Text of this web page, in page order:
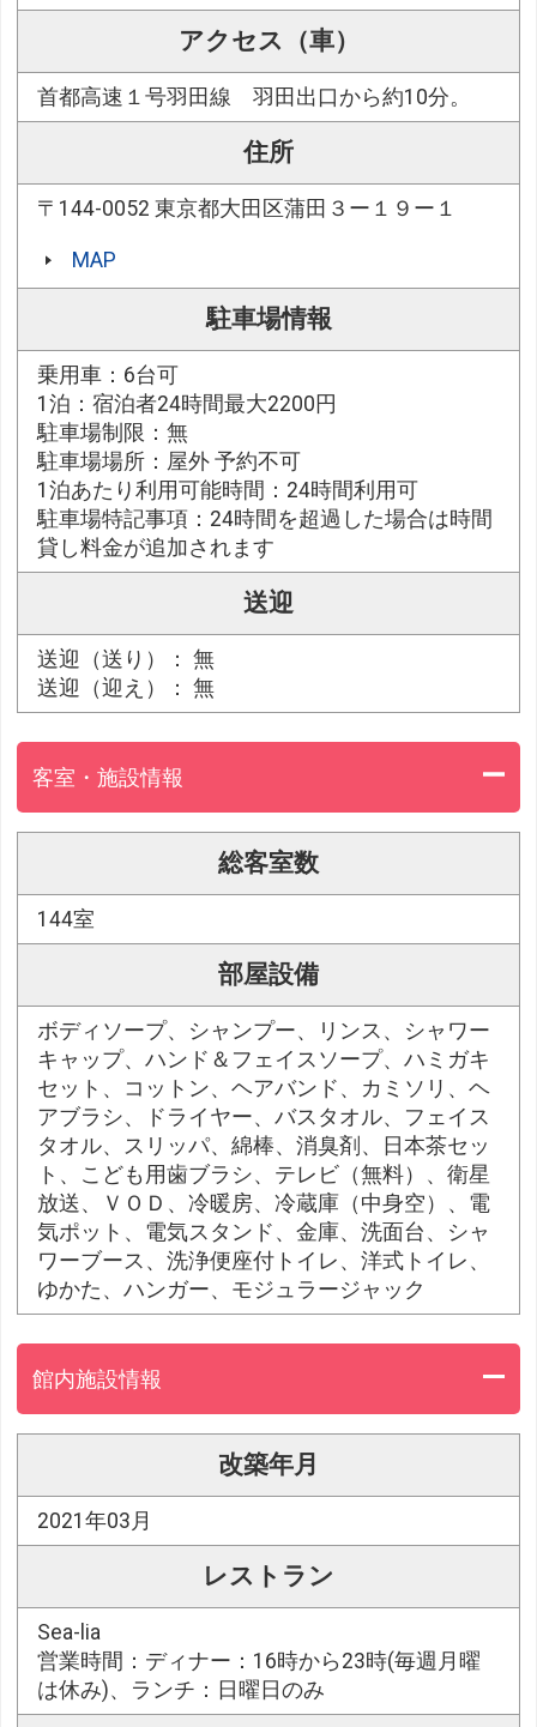
アクセス（車）
首都高速１号羽田線 羽田出口から約10分。
住所
〒144-0052 東京都大田区蒲田３ー１９ー１
MAP
駐車場情報
乗用車：6台可
1泊：宿泊者24時間最大2200円
駐車場制限：無
駐車場場所：屋外 予約不可
1泊あたり利用可能時間：24時間利用可
駐車場特記事項：24時間を超過した場合は時間
貸し料金が追加されます
送迎
送迎（送り）： 無
送迎（迎え）： 無
客室・施設情報
総客室数
144室
部屋設備
ボディソープ、シャンプー、リンス、シャワー
キャップ、ハンド＆フェイスソープ、ハミガキ
セット、コットン、ヘアバンド、カミソリ、ヘ
アブラシ、ドライヤー、バスタオル、フェイス
タオル、スリッパ、綿棒、消臭剤、日本茶セッ
ト、こども用歯ブラシ、テレビ（無料）、衛星
放送、ＶＯＤ、冷暖房、冷蔵庫（中身空）、電
気ポット、電気スタンド、金庫、洗面台、シャ
ワーブース、洗浄便座付トイレ、洋式トイレ、
ゆかた、ハンガー、モジュラージャック
館内施設情報
改築年月
2021年03月
レストラン
Sea-lia
営業時間：ディナー：16時から23時(毎週月曜
は休み)、ランチ：日曜日のみ